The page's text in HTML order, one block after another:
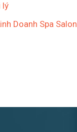
lý
Doanh Spa Salon